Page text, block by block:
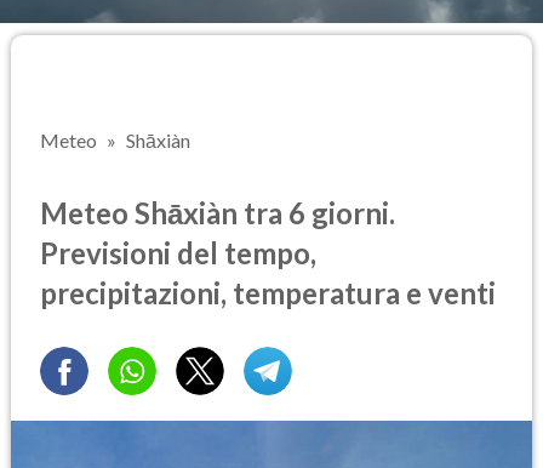
Meteo Shāxiàn
Meteo Shāxiàn tra 6 giorni.
Previsioni del tempo,
precipitazioni, temperatura e venti